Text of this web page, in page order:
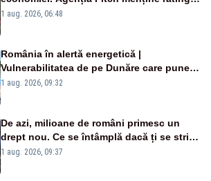
„BBB-” cu perspectivă negativă
1 aug. 2026, 06:48
România în alertă energetică |
Vulnerabilitatea de pe Dunăre care pune
în pericol Centrala Cernavodă era
1 aug. 2026, 09:32
De azi, milioane de români primesc un
drept nou. Ce se întâmplă dacă ți se strică
un produs
1 aug. 2026, 09:37